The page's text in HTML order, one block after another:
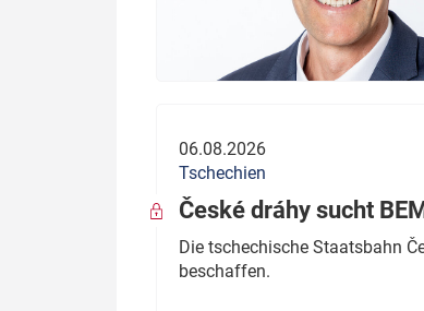
06.08.2026
Tschechien
České dráhy sucht
Die tschechische Staatsbahn
beschaffen.